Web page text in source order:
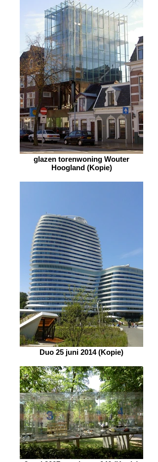
glazen torenwoning Wouter
Hoogland (Kopie)
Duo 25 juni 2014 (Kopie)